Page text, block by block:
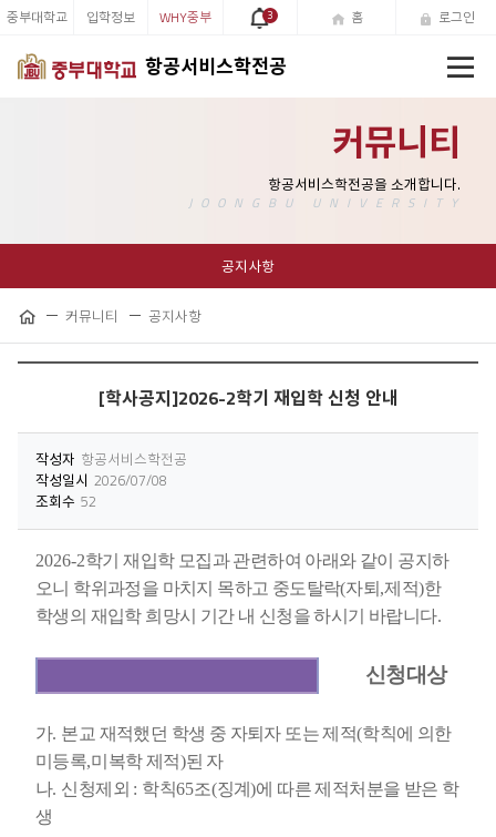
항공서비스학전공
중부대학교 입학정보 WHY중부 3 홈 로그인
커뮤니티
공지사항
홈
커뮤니티 공지사항
유
하
[학사공지]2026-2학기 재입학 신청 안내
작성자 항공서비스학전공
작성일시 2026/07/08
조회수 52
2026-2학기 재입학 모집과 관련하여 아래와 같이 공지하
오니 학위과정을 마치지 목하고 중도탈락(자퇴 ,제적)한
학생의 재입학 희망시 기간 내 신청을 하시기 바랍니다.
신청대상
가. 본교 재적했던 학생 중 자퇴자 또는 제적(학칙에 의한
미등록,미복학 제적)된 자
나. 신청제외 : 학칙65조(징계)에 따른 제적처분을 받은 학
생